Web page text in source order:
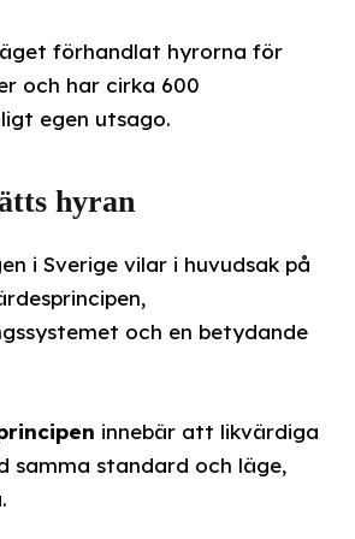
förhandlat hyrorna för
och har cirka 600
egen utsago.
hyran
i Sverige vilar i huvudsak på
och en betydande
innebär att likvärdiga
samma standard och läge,